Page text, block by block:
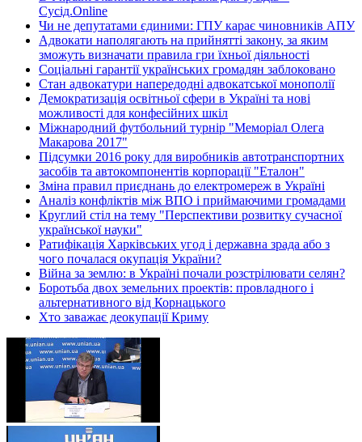
Сусід.Online
Чи не депутатами єдиними: ГПУ карає чиновників АПУ
Адвокати наполягають на прийнятті закону, за яким
зможуть визначати правила гри їхньої діяльності
Соціальні гарантії українських громадян заблоковано
Стан адвокатури напередодні адвокатської монополії
Демократизація освітньої сфери в Україні та нові
можливості для конфесійних шкіл
Міжнародний футбольний турнір "Меморіал Олега
Макарова 2017"
Підсумки 2016 року для виробників автотранспортних
засобів та автокомпонентів корпорації "Еталон"
Зміна правил приєднань до електромереж в Україні
Аналіз конфліктів між ВПО і приймаючими громадами
Круглий стіл на тему "Перспективи розвитку сучасної
української науки"
Ратифікація Харківських угод і державна зрада або з
чого почалася окупація України?
Війна за землю: в Україні почали розстрілювати селян?
Боротьба двох земельних проектів: провладного і
альтернативного від Корнацького
Хто заважає деокупації Криму